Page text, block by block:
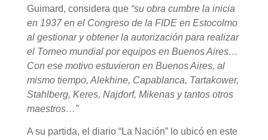
Guimard, considera que “su obra cumbre la inicia
en 1937 en el Congreso de la FIDE en Estocolmo
al gestionar y obtener la autorización para realizar
el Torneo mundial por equipos en Buenos Aires…
Con ese motivo estuvieron en Buenos Aires, al
mismo tiempo, Alekhine, Capablanca, Tartakower,
Stahlberg, Keres, Najdorf, Mikenas y tantos otros
maestros…”
A su partida, el diario “La Nación” lo ubicó en este